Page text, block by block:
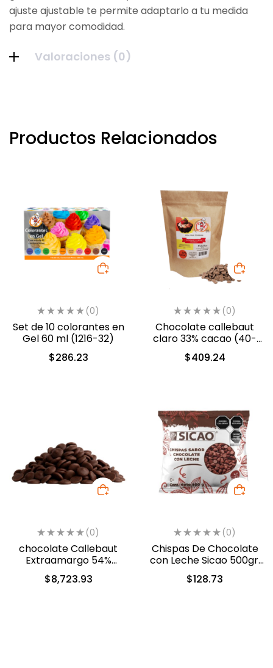
ajuste ajustable te permite adaptarlo a tu medida
para mayor comodidad.
Valoraciones (0)
Productos Relacionados
(0)
Set de 10 colorantes en
Gel 60 ml (1216-32)
$286.23
(0)
Chocolate callebaut
claro 33% cacao (40-
$409.24
(0)
chocolate Callebaut
Extraamargo 54%
cacao 13.6 kg (40-8310)
$8,723.93
(0)
Chispas De Chocolate
con Leche Sicao 500gr.
(2022-A99)
$128.73